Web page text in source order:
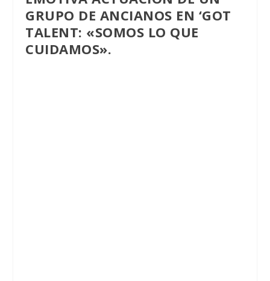
GRUPO DE ANCIANOS EN ‘GOT
TALENT: «SOMOS LO QUE
CUIDAMOS».